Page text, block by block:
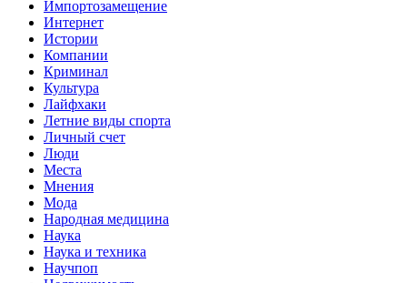
Импортозамещение
Интернет
Истории
Компании
Криминал
Культура
Лайфхаки
Летние виды спорта
Личный счет
Люди
Места
Мнения
Мода
Народная медицина
Наука
Наука и техника
Научпоп